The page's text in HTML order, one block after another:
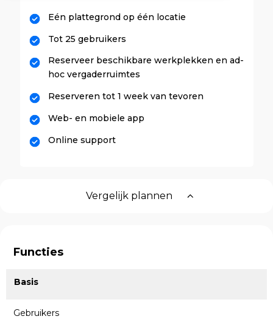
Eén plattegrond op één locatie
Tot 25 gebruikers
Reserveer beschikbare werkplekken en ad-
hoc vergaderruimtes
Reserveren tot 1 week van tevoren
Web- en mobiele app
Online support
Vergelijk plannen
Functies
Basis
Gebruikers